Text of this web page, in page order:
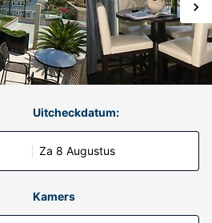
Uitcheckdatum:
Za 8 Augustus
Kamers